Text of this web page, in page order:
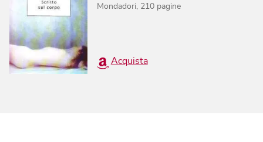
Mondadori, 210 pagine
Acquista